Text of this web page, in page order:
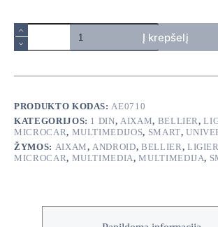
produkto
kiekis:
Universali
1
Į krepšelį
PRODUKTO KODAS:AE0710
KATEGORIJOS: 1 DIN,AIXAM, BELLIER,
MICROCAR, MULTIMEDIJOS, SMART,
ŽYMOS: AIXAM,ANDROID, BELLIER, LIGIER
MICROCAR, MULTIMEDIA,MULTIMEDIJA,